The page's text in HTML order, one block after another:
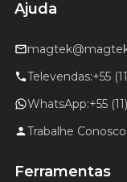
Ajuda
Televendas:+55
WhatsApp:+55
Trabalhe Conosco
Ferramentas